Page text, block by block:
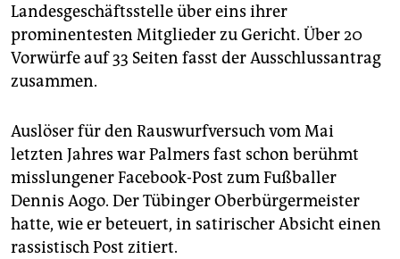
Landesgeschäftsstelle über eins ihrer
prominentesten Mitglieder zu Gericht. Über 20
Vorwürfe auf 33 Seiten fasst der Ausschlussantrag
zusammen.
Auslöser für den Rauswurfversuch vom Mai
letzten Jahres war Palmers fast schon berühmt
misslungener Facebook-Post zum Fußballer
Dennis Aogo. Der Tübinger Oberbürgermeister
hatte, wie er beteuert, in satirischer Absicht einen
rassistisch Post zitiert.